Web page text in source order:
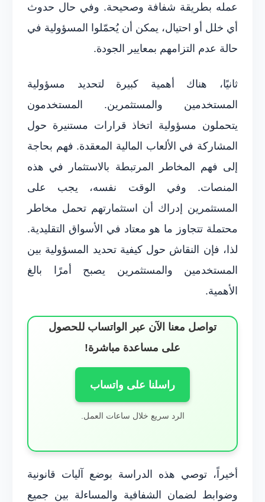
عمله بطريقة شفافة وصحيحة. وفي حال حدوث
أي خلل أو احتيال، يمكن أن يُحمّلوا المسؤولية في
حالة عدم التزامهم بمعايير الجودة.
ثانيًا، هناك أهمية كبيرة لتحديد مسؤولية
المستخدمين والمستثمرين. المستخدمون
يتحملون مسؤولية اتخاذ قرارات مستنيرة حول
المشاركة في الألعاب المالية المعقدة. فهم بحاجة
إلى فهم المخاطر المرتبطة بالاستثمار في هذه
المنصات. وفي الوقت نفسه، يجب على
المستثمرين إدراك أن استثمارتهم تحمل مخاطر
محتملة تتجاوز ما هو معتاد في الأسواق التقليدية.
لذا، فإن النقاش حول كيفية تحديد المسؤولية بين
المستخدمين والمستثمرين يصبح أمرًا بالغ
الأهمية.
تواصل معنا الآن عبر الواتساب للحصول
على مساعدة مباشرة!
راسلنا على واتساب
الرد سريع خلال ساعات العمل.
أخيراً، توصي هذه الدراسة بوضع آليات قانونية
وضوابط لضمان الشفافية والمساءلة بين جميع